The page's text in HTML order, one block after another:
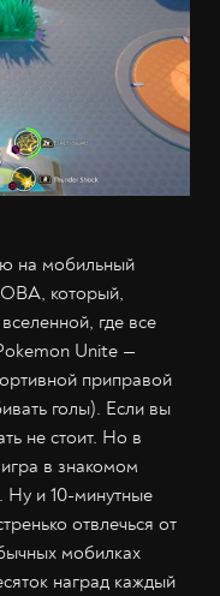
на мобильный
который,
где все
Unite —
приправой
голы). Если вы
не стоит. Но в
в знакомом
и 10-минутные
отвлечься от
мобилках
наград каждый